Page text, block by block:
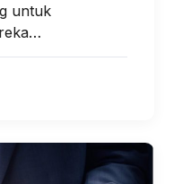
untuk